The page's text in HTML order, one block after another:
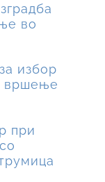
во
избор
вршење
при